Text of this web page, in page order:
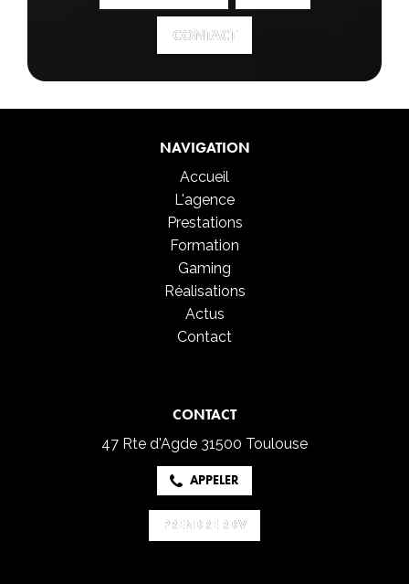
CONTACT
CONTACT
NAVIGATION
Accueil
L'agence
Prestations
Formation
Gaming
Réalisations
Actus
Contact
CONTACT
47 Rte d'Agde 31500 Toulouse
APPELER
PRENDRE RDV
PRENDRE RDV